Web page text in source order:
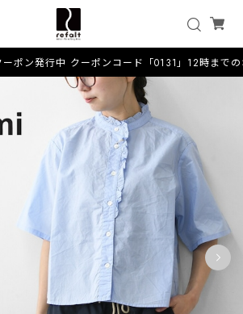
ポン発行中 クーポンコード「0131」12時まで